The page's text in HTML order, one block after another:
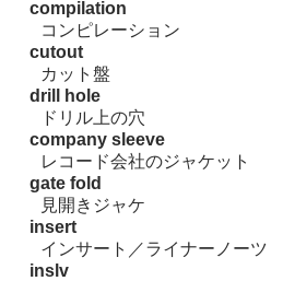
compilation
コンピレーション
cutout
カット盤
drill hole
ドリル上の穴
company sleeve
レコード会社のジャケット
gate fold
見開きジャケ
insert
インサート／ライナーノーツ
inslv